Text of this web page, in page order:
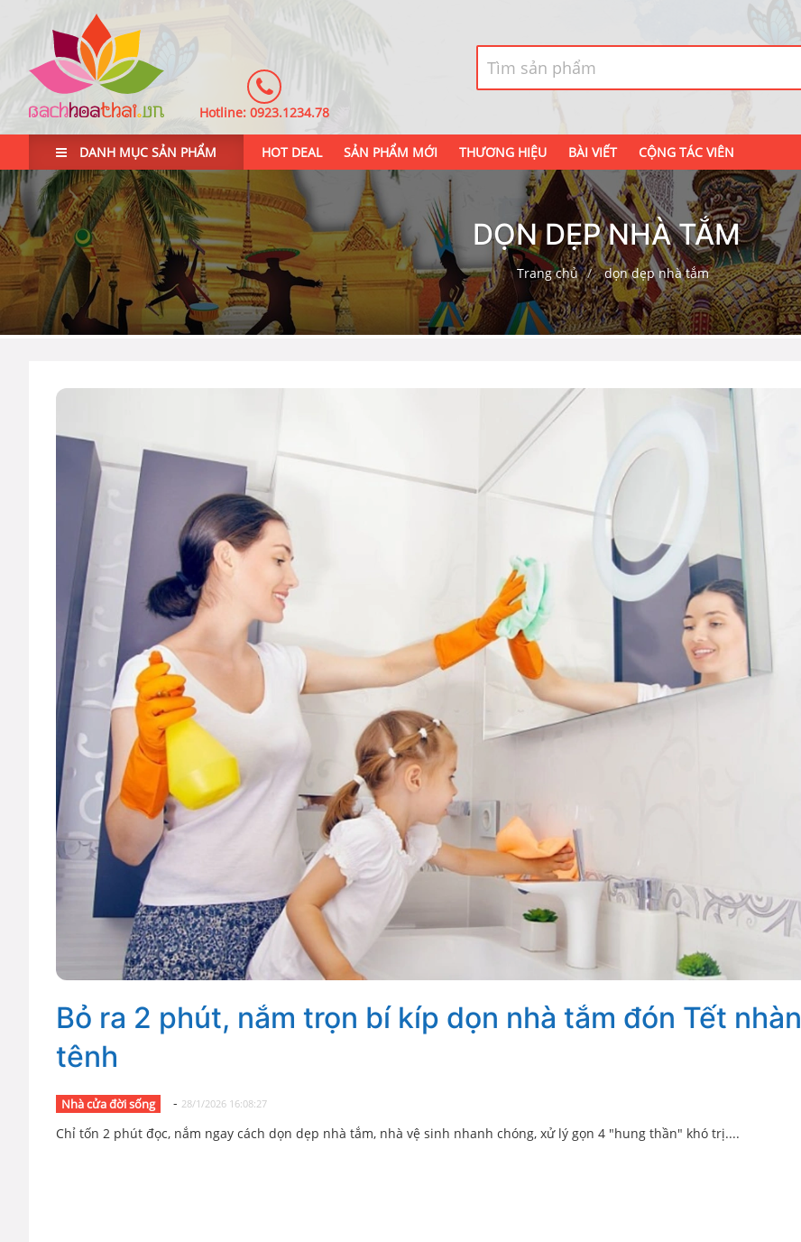
Hotline: 0923.1234.78
DANH MỤC SẢN PHẨM HOT DEAL SẢN PHẨM MỚI THƯƠNG HIỆU BÀI VIẾT CỘNG TÁC VIÊN
DỌN DẸP NHÀ TẮM
Trang chủ dọn dẹp nhà tắm
Bỏ ra 2 phút, nắm trọn bí kíp dọn nhà tắm đón Tết nhàn
tênh
Nhà cửa đời sống - 28/1/2026 16:08:27
Chỉ tốn 2 phút đọc, nắm ngay cách dọn dẹp nhà tắm, nhà vệ sinh nhanh chóng, xử lý gọn 4 "hung thần" khó trị....